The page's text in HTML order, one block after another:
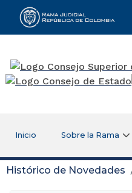
Rama Judicial
Inicio Sobre la Rama
Histórico de Novedades